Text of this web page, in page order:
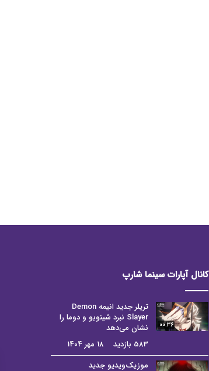
کانال آپارات سینما شارپ
00:36
تریلر جدید انیمه Demon
Slayer نبرد شینوبو و دوما را
نشان می‌دهد
583 بازدید
18 مهر 1404
موزیک‌ویدیو جدید